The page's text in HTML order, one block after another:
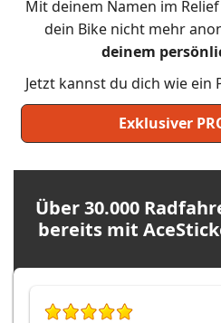
Mit deinem Namen im
dein Bike nicht mehr
deinem
Jetzt kannst du dich wie ein
Exklusiver
Über 30.000
bereits mit